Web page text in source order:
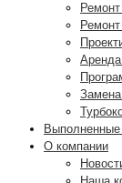
Выполненные
О компании